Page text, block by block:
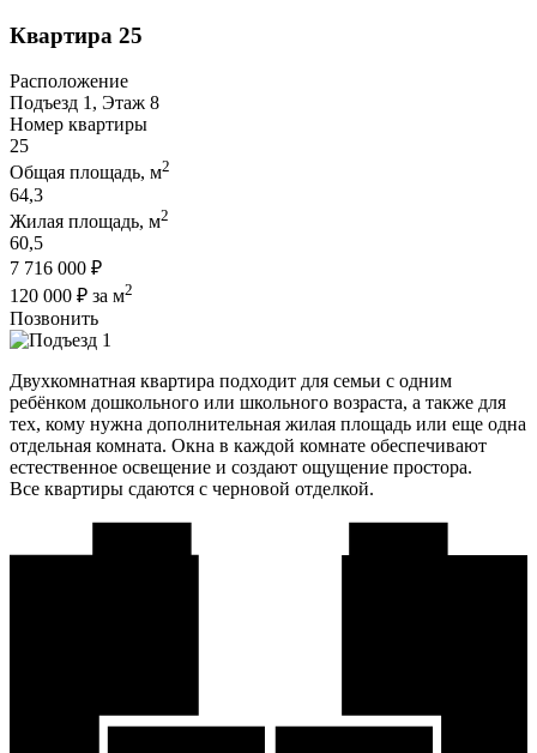
Квартира 25
Расположение
Подъезд 1, Этаж 8
Номер квартиры
25
Общая площадь, м2
64,3
Жилая площадь, м2
60,5
7 716 000 ₽
120 000 ₽ за м2
Позвонить
Двухкомнатная квартира подходит для семьи с одним
ребёнком дошкольного или школьного возраста, а также для
тех, кому нужна дополнительная жилая площадь или еще одна
отдельная комната. Окна в каждой комнате обеспечивают
естественное освещение и создают ощущение простора.
Все квартиры сдаются с черновой отделкой.